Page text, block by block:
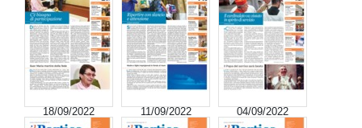
18/09/2022 11/09/2022 04/09/2022